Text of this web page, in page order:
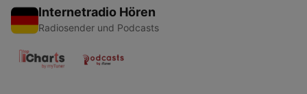
Internetradio Hören
Radiosender und Podcasts